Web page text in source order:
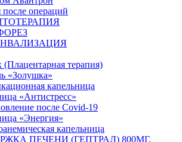
после операций
(Плацентарная терапия)
«Золушка»
капельница
«Антистресс»
после Covid-19
«Энергия»
капельница
ПЕЧЕНИ (ГЕПТРАЛ) 800МГ.